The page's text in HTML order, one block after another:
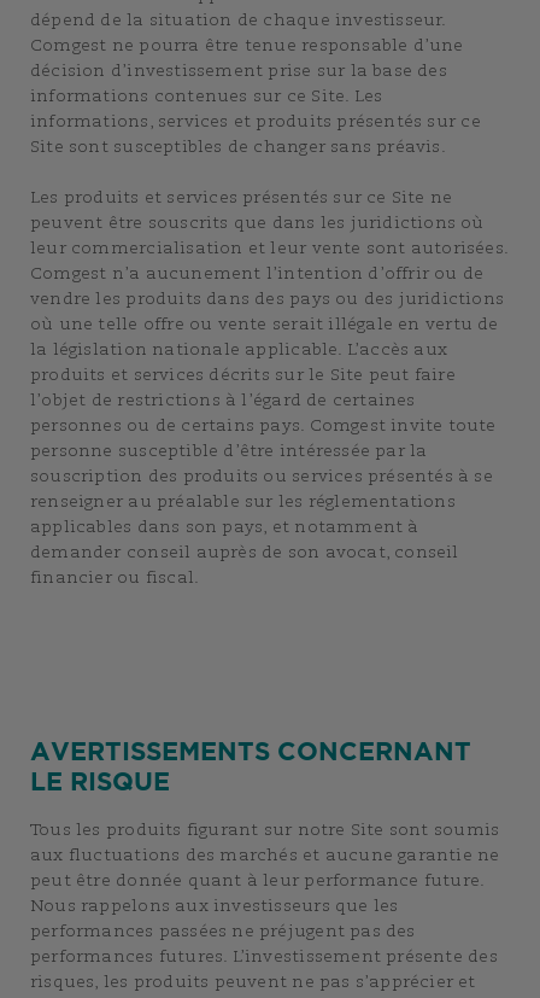
dépend de la situation de chaque investisseur.
Comgest ne pourra être tenue responsable d’une
décision d’investissement prise sur la base des
informations contenues sur ce Site. Les
informations, services et produits présentés sur ce
Site sont susceptibles de changer sans préavis.
Les produits et services présentés sur ce Site ne
peuvent être souscrits que dans les juridictions où
leur commercialisation et leur vente sont autorisées.
Comgest n’a aucunement l’intention d’offrir ou de
vendre les produits dans des pays ou des juridictions
où une telle offre ou vente serait illégale en vertu de
la législation nationale applicable. L’accès aux
produits et services décrits sur le Site peut faire
l’objet de restrictions à l’égard de certaines
personnes ou de certains pays. Comgest invite toute
personne susceptible d’être intéressée par la
souscription des produits ou services présentés à se
renseigner au préalable sur les réglementations
applicables dans son pays, et notamment à
demander conseil auprès de son avocat, conseil
financier ou fiscal.
AVERTISSEMENTS CONCERNANT
LE RISQUE
Tous les produits figurant sur notre Site sont soumis
aux fluctuations des marchés et aucune garantie ne
peut être donnée quant à leur performance future.
Nous rappelons aux investisseurs que les
performances passées ne préjugent pas des
performances futures. L’investissement présente des
risques, les produits peuvent ne pas s’apprécier et